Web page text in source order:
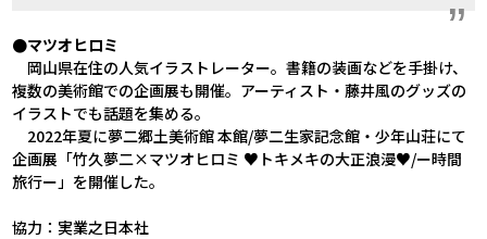
●マツオヒロミ
岡山県在住の人気イラストレーター。書籍の装画などを手掛け、
複数の美術館での企画展も開催。アーティスト・藤井風のグッズの
イラストでも話題を集める。
2022年夏に夢二郷土美術館 本館/夢二生家記念館・少年山荘にて
企画展「竹久夢二×マツオヒロミ ♥トキメキの大正浪漫♥/ー時間
旅行ー」を開催した。
協力：実業之日本社